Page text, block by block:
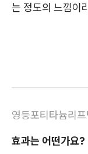
는 정도의 느낌이
영등포티타늄리프
효과는 어떤가요?